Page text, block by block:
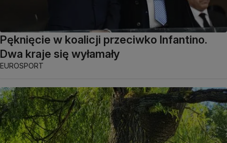
Pęknięcie w koalicji przeciwko Infantino.
Dwa kraje się wyłamały
EUROSPORT